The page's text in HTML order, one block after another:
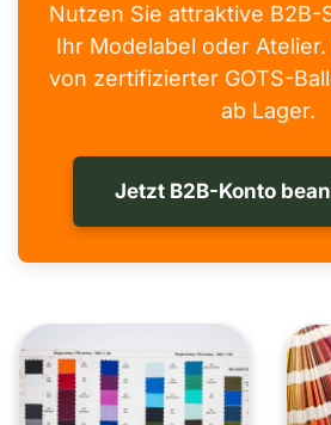
Nutzen Sie attraktive
Ihr Modelabel oder
von zertifizierter GOTS-
ab Lager.
Jetzt B2B-Konto